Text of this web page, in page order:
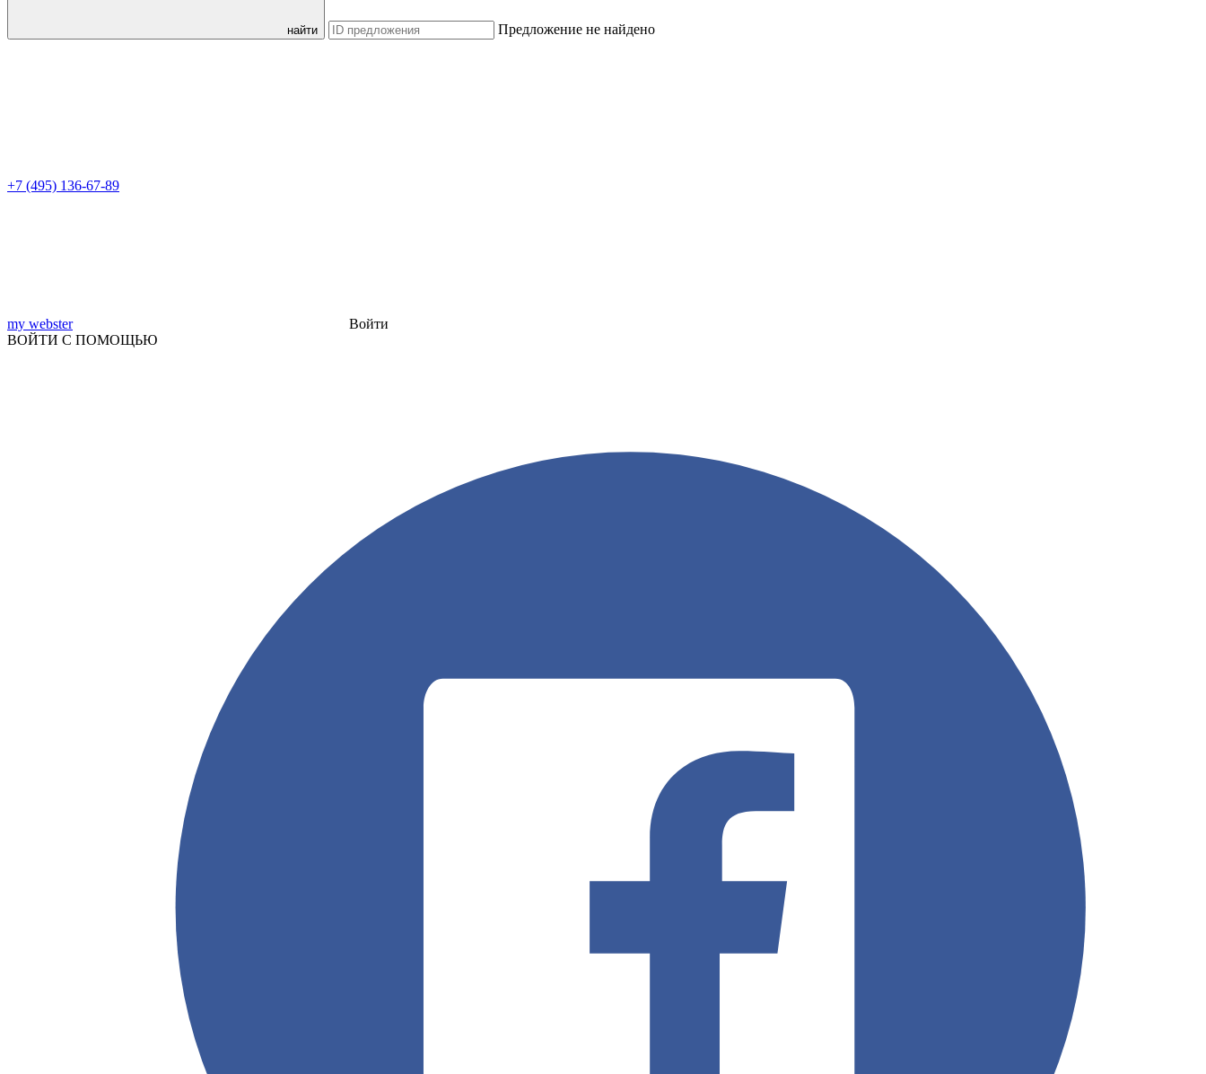
найти Предложение не найдено
+7 (495) 136-67-89
my webster
Войти
ВОЙТИ С ПОМОЩЬЮ